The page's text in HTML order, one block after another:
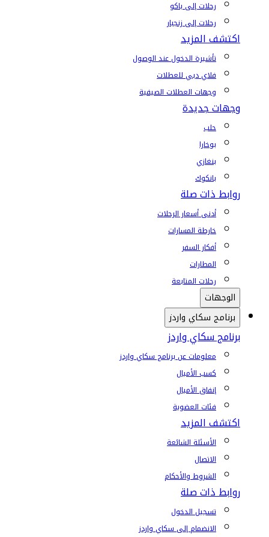
رحلات إلى باكو
رحلات إلى زنجبار
اكتشف المزيد
تأشيرة الدخول عند الوصول
فلاي دبي للعطلات
وجهات العطلات الصيفية
وجهات جديدة
حلب
بوخارا
بنغازي
بانكوك
روابط ذات صلة
أدنى أسعار الرحلات
خارطة المسارات
أفكار السفر
المطارات
رحلات المتابعة
الوجهات
برنامج سكاي واردز
برنامج سكاي واردز
معلومات عن برنامج سكاي واردز
كسب الأميال
إنفاق الأميال
فئات العضوية
اكتشف المزيد
الأسئلة الشائعة
الاتصال
الشروط والأحكام
روابط ذات صلة
تسجيل الدخول
الانضمام إلى سكاي واردز